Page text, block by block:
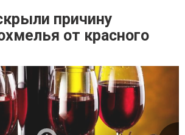
причину
от красного